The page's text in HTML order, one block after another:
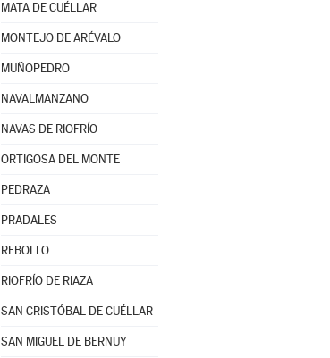
MATA DE CUÉLLAR
MONTEJO DE ARÉVALO
MUÑOPEDRO
NAVALMANZANO
NAVAS DE RIOFRÍO
ORTIGOSA DEL MONTE
PEDRAZA
PRADALES
REBOLLO
RIOFRÍO DE RIAZA
SAN CRISTÓBAL DE CUÉLLAR
SAN MIGUEL DE BERNUY